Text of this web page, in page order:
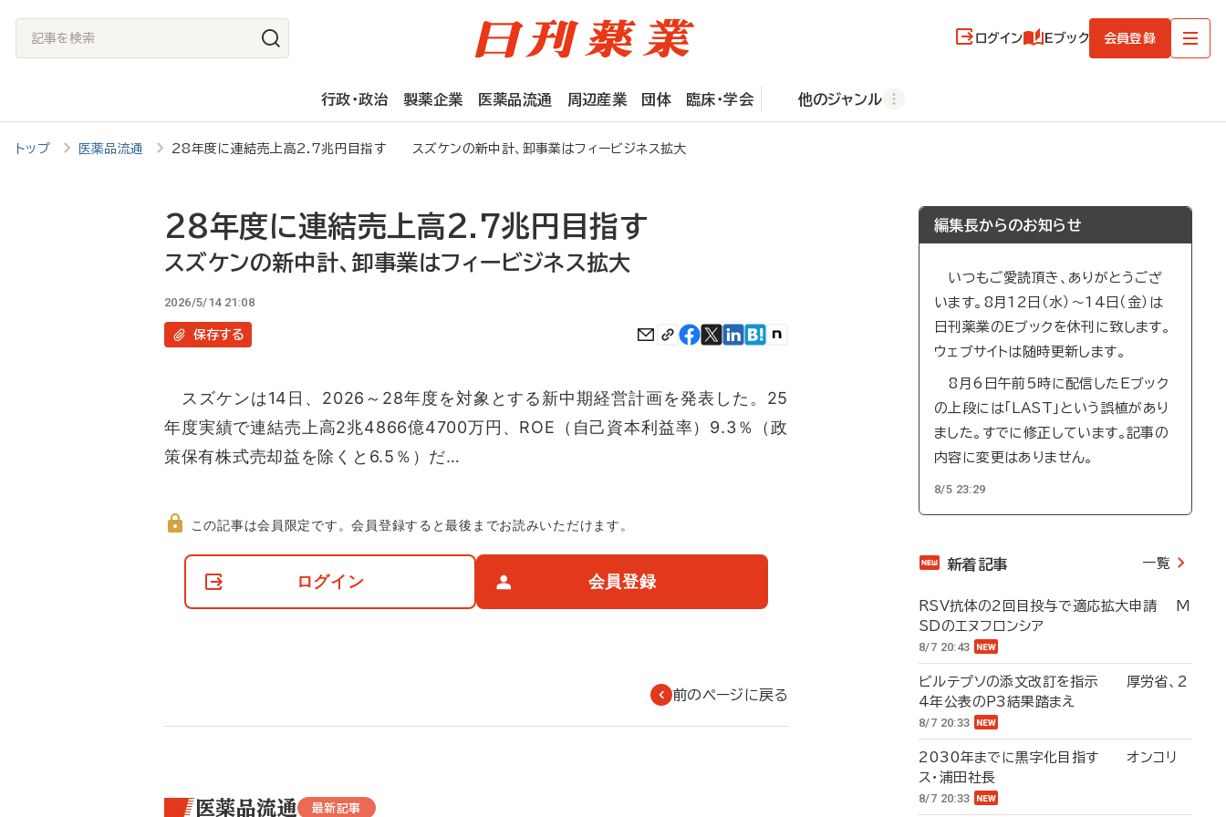
記
事
検
索
ログイン Eブック 会員登録
行政・政治 製薬企業 医薬品流通 周辺産業 団体 臨床・学会 他のジャンル
トップ 医薬品流通 28年度に連結売上高2.7兆円目指す スズケンの新中計、卸事業はフィービジネス拡大
28年度に連結売上高2.7兆円目指す
スズケンの新中計、卸事業はフィービジネス拡大
2026/5/14 21:08
保存する
スズケンは14日、2026～28年度を対象とする新中期経営計画を発表した。25
年度実績で連結売上高2兆4866億4700万円、ROE（自己資本利益率）9.3％（政
策保有株式売却益を除くと6.5％）だ…
て
この記事は会員限定です。会員登録すると最後までお読みいただけます。
ログイン 会員登録
前のページに戻る
医薬品流通 最新記事
編集長からのお知らせ
いつもご愛読頂き、ありがとうござ
います。8月12日（水）～14日（金）は
日刊薬業のEブックを休刊に致します。
ウェブサイトは随時更新します。
8月6日午前5時に配信したEブック
の上段には「LAST」という誤植があり
ました。すでに修正しています。記事の
内容に変更はありません。
8/5 23:29
新着記事 一覧
RSV抗体の2回目投与で適応拡大申請 M
SDのエヌフロンシア
8/7 20:43
ビルテプソの添文改訂を指示 厚労省、2
4年公表のP3結果踏まえ
8/7 20:33
2030年までに黒字化目指す オンコリ
ス・浦田社長
8/7 20:33